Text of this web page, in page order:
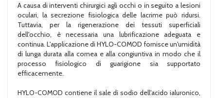
A causa di interventi chirurgici agli occhi o in seguito a lesioni
oculari, la secrezione fisiologica delle lacrime può ridursi.
Tuttavia, per la rigenerazione dei tessuti superficiali
dell'occhio, è necessaria una lubrificazione adeguata e
continua. L'applicazione di HYLO-COMOD fornisce un'umidità
di lunga durata alla cornea e alla congiuntiva in modo che il
processo fisiologico di guarigione sia supportato
efficacemente.
HYLO-COMOD contiene il sale di sodio dell'acido ialuronico,